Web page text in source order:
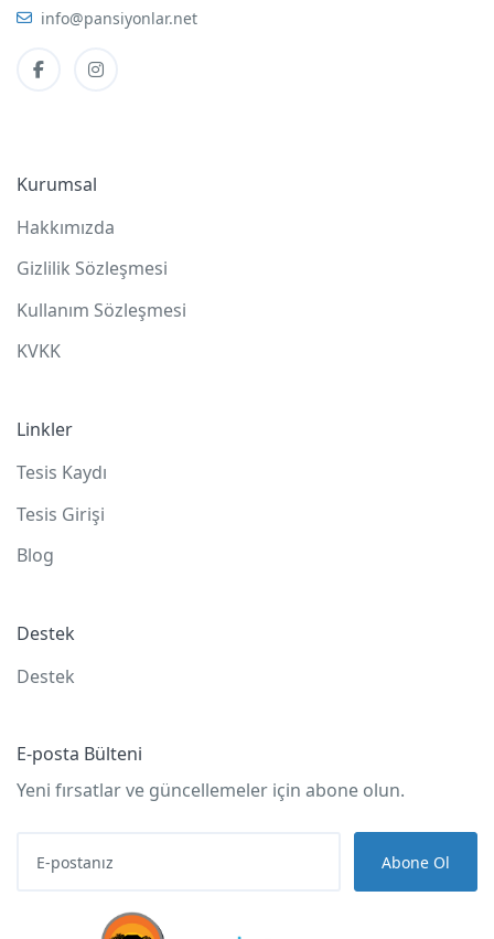
info@pansiyonlar.net
Kurumsal
Hakkımızda
Gizlilik Sözleşmesi
Kullanım Sözleşmesi
KVKK
Linkler
Tesis Kaydı
Tesis Girişi
Blog
Destek
Destek
E-posta Bülteni
Yeni fırsatlar ve güncellemeler için abone olun.
Abone Ol